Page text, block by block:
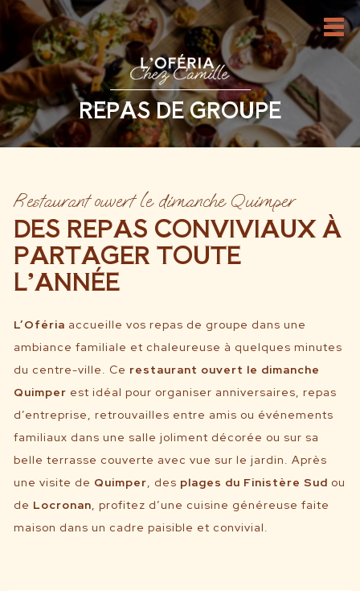
REPAS DE GROUPE
Restaurant ouvert le dimanche Quimper
DES REPAS CONVIVIAUX À
PARTAGER TOUTE
L’ANNÉE
L’Oféria accueille vos repas de groupe dans une
ambiance familiale et chaleureuse à quelques minutes
du centre-ville. Ce restaurant ouvert le dimanche
Quimper est idéal pour organiser anniversaires, repas
d’entreprise, retrouvailles entre amis ou événements
familiaux dans une salle joliment décorée ou sur sa
belle terrasse couverte avec vue sur le jardin. Après
une visite de Quimper, des plages du Finistère Sud ou
de Locronan, profitez d’une cuisine généreuse faite
maison dans un cadre paisible et convivial.